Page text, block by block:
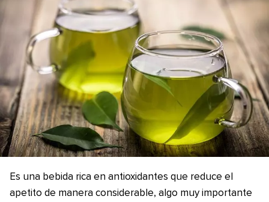
Es una bebida rica en antioxidantes que reduce el
apetito de manera considerable, algo muy importante